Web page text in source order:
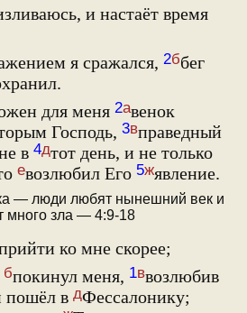
и настаёт время
я сражался, 2ббег
для меня 2авенок
Господь, 3вправедный
в 4дтот день, и не только
евозлюбил Его 5жявление.
— люди любят нынешний век и
много зла — 4:9-18
ко мне скорее;
бпокинул меня, 1ввозлюбив
пошёл в дФессалонику;